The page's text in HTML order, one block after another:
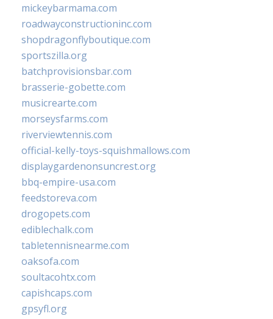
mickeybarmama.com
roadwayconstructioninc.com
shopdragonflyboutique.com
sportszilla.org
batchprovisionsbar.com
brasserie-gobette.com
musicrearte.com
morseysfarms.com
riverviewtennis.com
official-kelly-toys-squishmallows.com
displaygardenonsuncrest.org
bbq-empire-usa.com
feedstoreva.com
drogopets.com
ediblechalk.com
tabletennisnearme.com
oaksofa.com
soultacohtx.com
capishcaps.com
gpsyfl.org